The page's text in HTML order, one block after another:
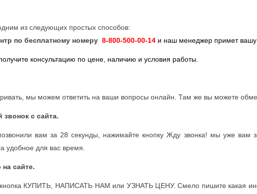
из следующих простых способов:
по бесплатному номеру 8-800-500-00-14 и наш менеджер примет вашу
консультацию по цене, наличию и условия работы.
мы можем ответить на ваши вопросы онлайн. Там же вы можете
с сайта.
вам за 28 секунды, нажимайте кнопку Жду звонка! мы уже вам
удобное для вас время.
сайте.
кнопка КУПИТЬ, НАПИСАТЬ НАМ или УЗНАТЬ ЦЕНУ. Смело пишите какая